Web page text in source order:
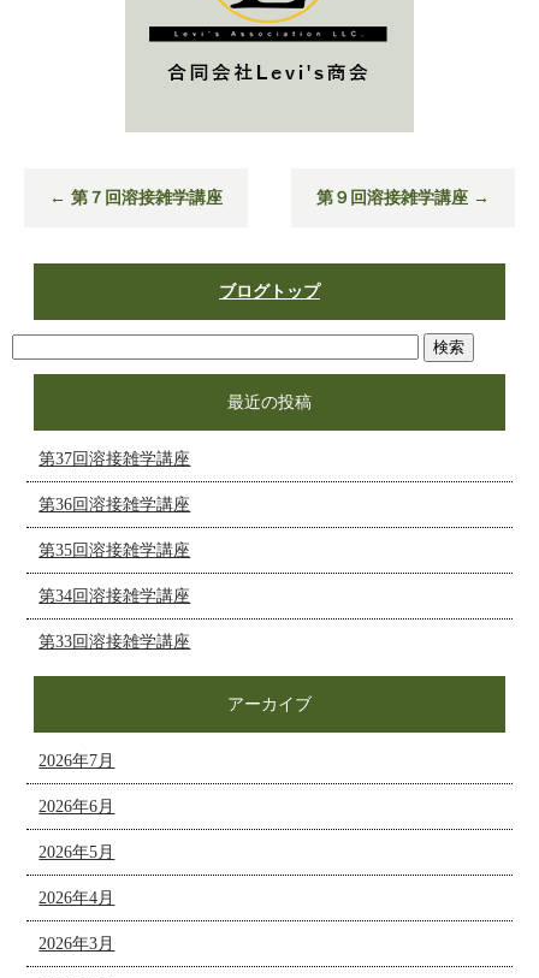
← 第７回溶接雑学講座 第９回溶接雑学講座 →
ブログトップ
最近の投稿
第37回溶接雑学講座
第36回溶接雑学講座
第35回溶接雑学講座
第34回溶接雑学講座
第33回溶接雑学講座
アーカイブ
2026年7月
2026年6月
2026年5月
2026年4月
2026年3月